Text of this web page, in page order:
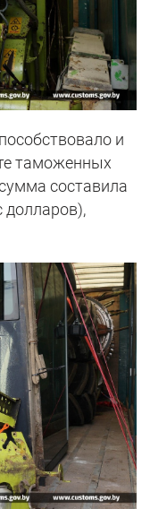
и
таможенных
составила
долларов),